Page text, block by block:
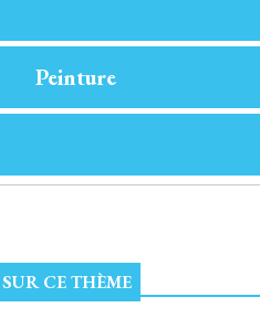
Peinture
CE THÈME